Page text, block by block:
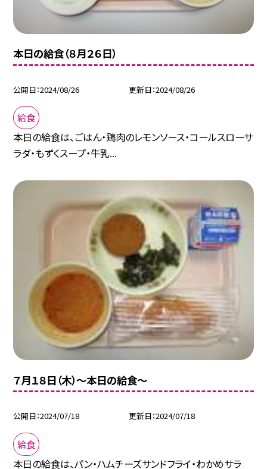
本日の給食（８月２６日）
公開日 2024/08/26 更新日 2024/08/26
給食
本日の給食は、ごはん・鶏肉のレモンソース・コールスローサ
ラダ・もずくスープ・牛乳...
７月１８日（木）〜本日の給食〜
公開日 2024/07/18 更新日 2024/07/18
給食
本日の給食は、パン・ハムチーズサンドフライ・わかめサラ